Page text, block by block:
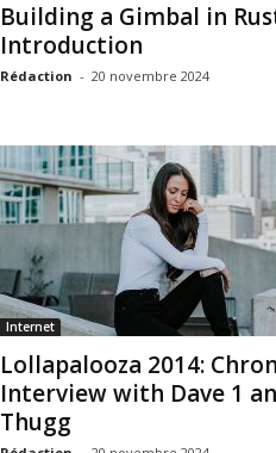
Building a Gimbal in
Introduction
Rédaction - 20 novembre 2024
Internet
Lollapalooza 2014:
Interview with Dave 1
Thugg